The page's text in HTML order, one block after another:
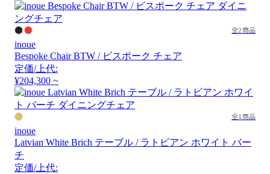
全2商品
inoue
Bespoke Chair BTW / ビスポーク チェア
定価/上代:
¥204,300 ~
全1商品
inoue
Latvian White Brich テーブル / ラトビアン ホワイト バー
チ
定価/上代: